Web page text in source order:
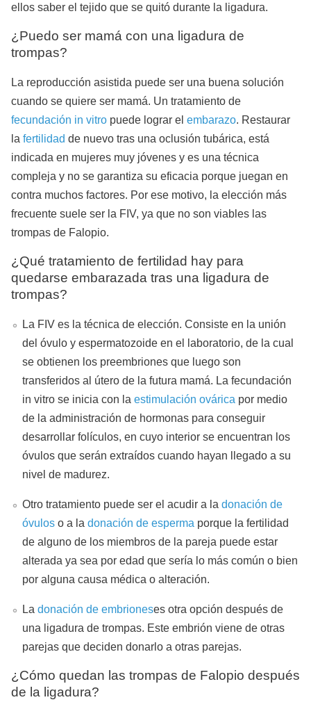
ellos saber el tejido que se quitó durante la ligadura.
¿Puedo ser mamá con una ligadura de
trompas?
La reproducción asistida puede ser una buena solución
cuando se quiere ser mamá. Un tratamiento de
fecundación in vitro puede lograr el embarazo. Restaurar
la fertilidad de nuevo tras una oclusión tubárica, está
indicada en mujeres muy jóvenes y es una técnica
compleja y no se garantiza su eficacia porque juegan en
contra muchos factores. Por ese motivo, la elección más
frecuente suele ser la FIV, ya que no son viables las
trompas de Falopio.
¿Qué tratamiento de fertilidad hay para
quedarse embarazada tras una ligadura de
trompas?
La FIV es la técnica de elección. Consiste en la unión
del óvulo y espermatozoide en el laboratorio, de la cual
se obtienen los preembriones que luego son
transferidos al útero de la futura mamá. La fecundación
in vitro se inicia con la estimulación ovárica por medio
de la administración de hormonas para conseguir
desarrollar folículos, en cuyo interior se encuentran los
óvulos que serán extraídos cuando hayan llegado a su
nivel de madurez.
Otro tratamiento puede ser el acudir a la donación de
óvulos o a la donación de esperma porque la fertilidad
de alguno de los miembros de la pareja puede estar
alterada ya sea por edad que sería lo más común o bien
por alguna causa médica o alteración.
La donación de embrioneses otra opción después de
una ligadura de trompas. Este embrión viene de otras
parejas que deciden donarlo a otras parejas.
¿Cómo quedan las trompas de Falopio después
de la ligadura?